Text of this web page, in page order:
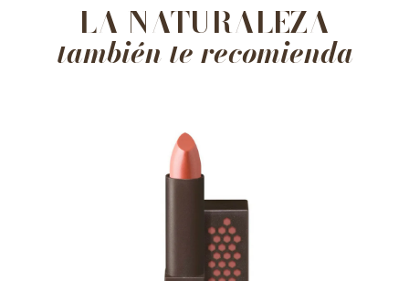
LA NATURALEZA
también te recomienda